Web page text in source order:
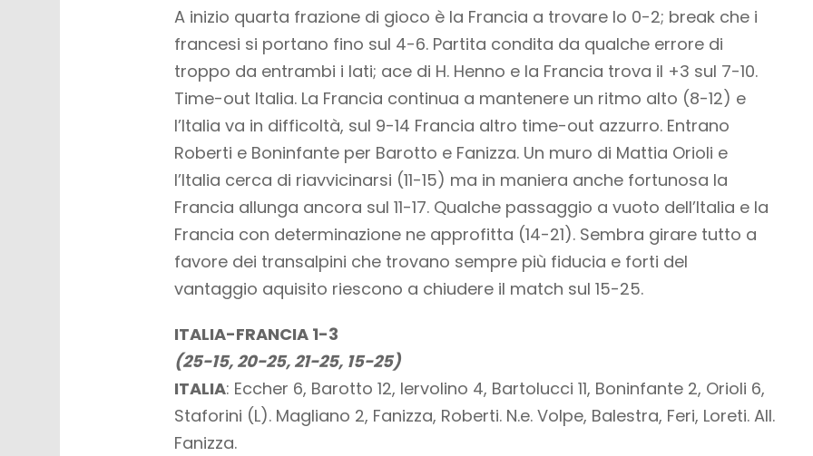
A inizio quarta frazione di gioco è la Francia a trovare lo 0-2; break che i
francesi si portano fino sul 4-6. Partita condita da qualche errore di
troppo da entrambi i lati; ace di H. Henno e la Francia trova il +3 sul 7-10.
Time-out Italia. La Francia continua a mantenere un ritmo alto (8-12) e
l’Italia va in difficoltà, sul 9-14 Francia altro time-out azzurro. Entrano
Roberti e Boninfante per Barotto e Fanizza. Un muro di Mattia Orioli e
l’Italia cerca di riavvicinarsi (11-15) ma in maniera anche fortunosa la
Francia allunga ancora sul 11-17. Qualche passaggio a vuoto dell’Italia e la
Francia con determinazione ne approfitta (14-21). Sembra girare tutto a
favore dei transalpini che trovano sempre più fiducia e forti del
vantaggio aquisito riescono a chiudere il match sul 15-25.
ITALIA-FRANCIA 1-3
(25-15, 20-25, 21-25, 15-25)
ITALIA: Eccher 6, Barotto 12, Iervolino 4, Bartolucci 11, Boninfante 2, Orioli 6,
Staforini (L). Magliano 2, Fanizza, Roberti. N.e. Volpe, Balestra, Feri, Loreti. All.
Fanizza.